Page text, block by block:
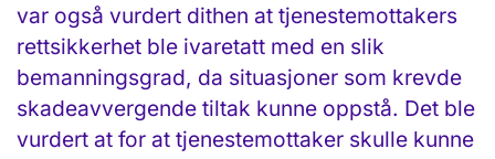
var også vurdert dithen at tjenestemottakers
rettsikkerhet ble ivaretatt med en slik
bemanningsgrad, da situasjoner som krevde
skadeavvergende tiltak kunne oppstå. Det ble
vurdert at for at tjenestemottaker skulle kunne